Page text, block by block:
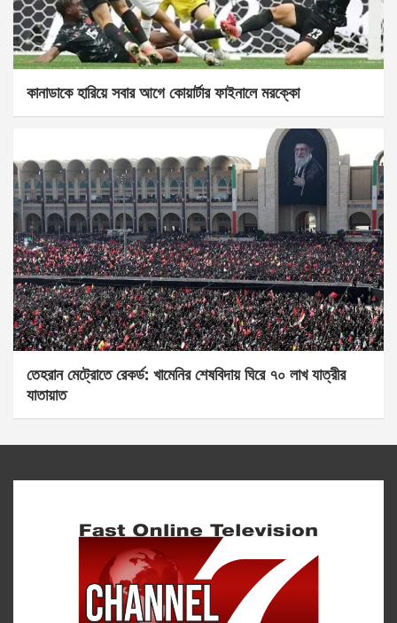
কানাডাকে হারিয়ে সবার আগে কোয়ার্টার ফাইনালে মরক্কো
তেহরান মেট্রোতে রেকর্ড: খামেনির শেষবিদায় ঘিরে ৭০ লাখ যাত্রীর
যাতায়াত